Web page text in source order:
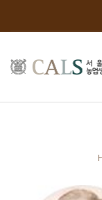
목장소개
목장장 인사
오시는길